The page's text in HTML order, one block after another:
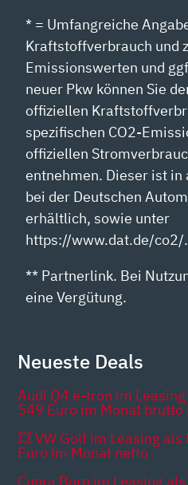
* = Umfangreiche
Kraftstoffverbrauch und
Emissionswerten und
neuer Pkw können Sie
offiziellen
spezifischen CO2-
offiziellen
entnehmen. Dieser ist in
bei der Deutschen
erhältlich, sowie unter
https://www.dat.de/co2/.
** Partnerlink. Bei
eine Vergütung.
Neueste Deals
Audi Q4 e-tron im
549 Euro im Monat brutto
💥 VW Golf im Leasing
Euro im Monat netto